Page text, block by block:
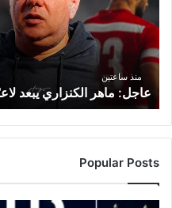
لاعبًا
من
حساباته
في
الإفريقي
منذ ساعتين
عاجل: ماهر الكنزاري يبعد
Popular Posts